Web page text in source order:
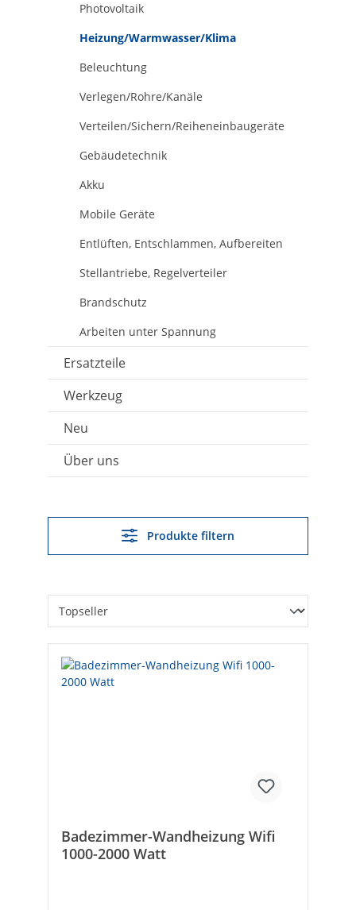
Photovoltaik
Heizung/Warmwasser/Klima
Beleuchtung
Verlegen/Rohre/Kanäle
Verteilen/Sichern/Reiheneinbaugeräte
Gebäudetechnik
Akku
Mobile Geräte
Entlüften, Entschlammen, Aufbereiten
Stellantriebe, Regelverteiler
Brandschutz
Arbeiten unter Spannung
Ersatzteile
Werkzeug
Neu
Über uns
Produkte filtern
Badezimmer-Wandheizung Wifi
1000-2000 Watt